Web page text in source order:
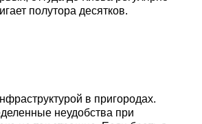
полутора десятков.
в пригородах.
неудобства при